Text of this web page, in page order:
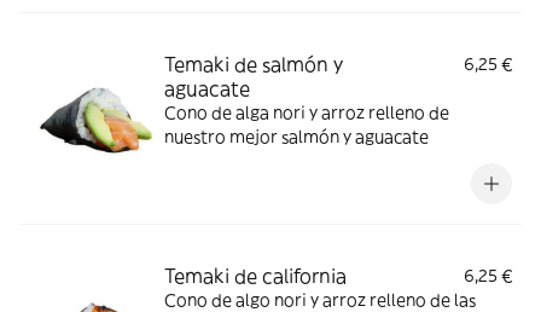
Temaki de salmón y
aguacate
6,25 €
Cono de alga nori y arroz relleno de
nuestro mejor salmón y aguacate
Temaki de california
6,25 €
Cono de algo nori y arroz relleno de las